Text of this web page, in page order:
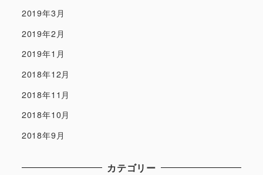
2019年3月
2019年2月
2019年1月
2018年12月
2018年11月
2018年10月
2018年9月
カテゴリー